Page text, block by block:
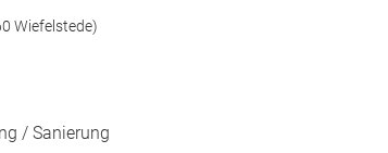
Wiefelstede)
/ Sanierung